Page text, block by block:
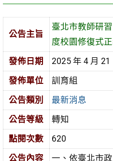
公告主旨
臺北市教師研
度校園修復式
發佈日期
2025 年 4 月 21
發佈單位
訓育組
公告類別
最新消息
公告等級
轉知
點閱次數
620
公告內容
一、依臺北市